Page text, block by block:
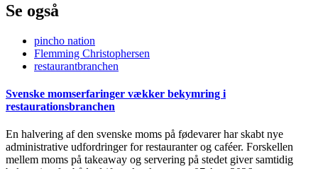
Se også
pincho nation
Flemming Christophersen
restaurantbranchen
Svenske momserfaringer vækker bekymring i
restaurationsbranchen
En halvering af den svenske moms på fødevarer har skabt nye
administrative udfordringer for restauranter og caféer. Forskellen
mellem moms på takeaway og servering på stedet giver samtidig